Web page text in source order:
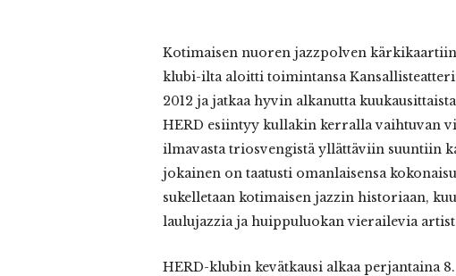
Kotimaisen nuoren jazzpolven
klubi-ilta aloitti toimintansa
2012 ja jatkaa hyvin alkanutta
HERD esiintyy kullakin kerralla vaihtuvan
ilmavasta triosvengistä yllättäviin suuntiin
jokainen on taatusti omanlaisensa
sukelletaan kotimaisen jazzin historiaan,
laulujazzia ja huippuluokan vierailevia
HERD-klubin kevätkausi alkaa perjantaina